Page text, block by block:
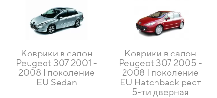
Коврики в салон
Peugeot 307 2001 -
2008 I поколение
EU Sedan
Коврики в салон
Peugeot 307 2005 -
2008 I поколение
EU Hatchback рест
5-ти дверная